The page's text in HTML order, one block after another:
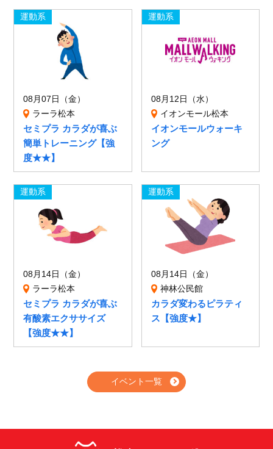
運動系
08月07日（金）
ラーラ松本
セミプラ カラダが喜ぶ
簡単トレーニング【強
度★★】
運動系
08月12日（水）
イオンモール松本
イオンモールウォーキ
ング
運動系
08月14日（金）
ラーラ松本
セミプラ カラダが喜ぶ
有酸素エクササイズ
【強度★★】
運動系
08月14日（金）
神林公民館
カラダ変わるピラティ
ス【強度★】
イベント一覧